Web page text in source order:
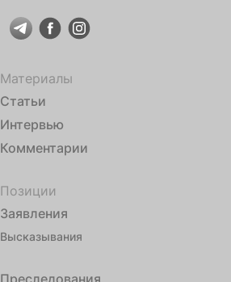
Материалы
Статьи
Интервью
Комментарии
Позиции
Заявления
Высказывания
Преследования